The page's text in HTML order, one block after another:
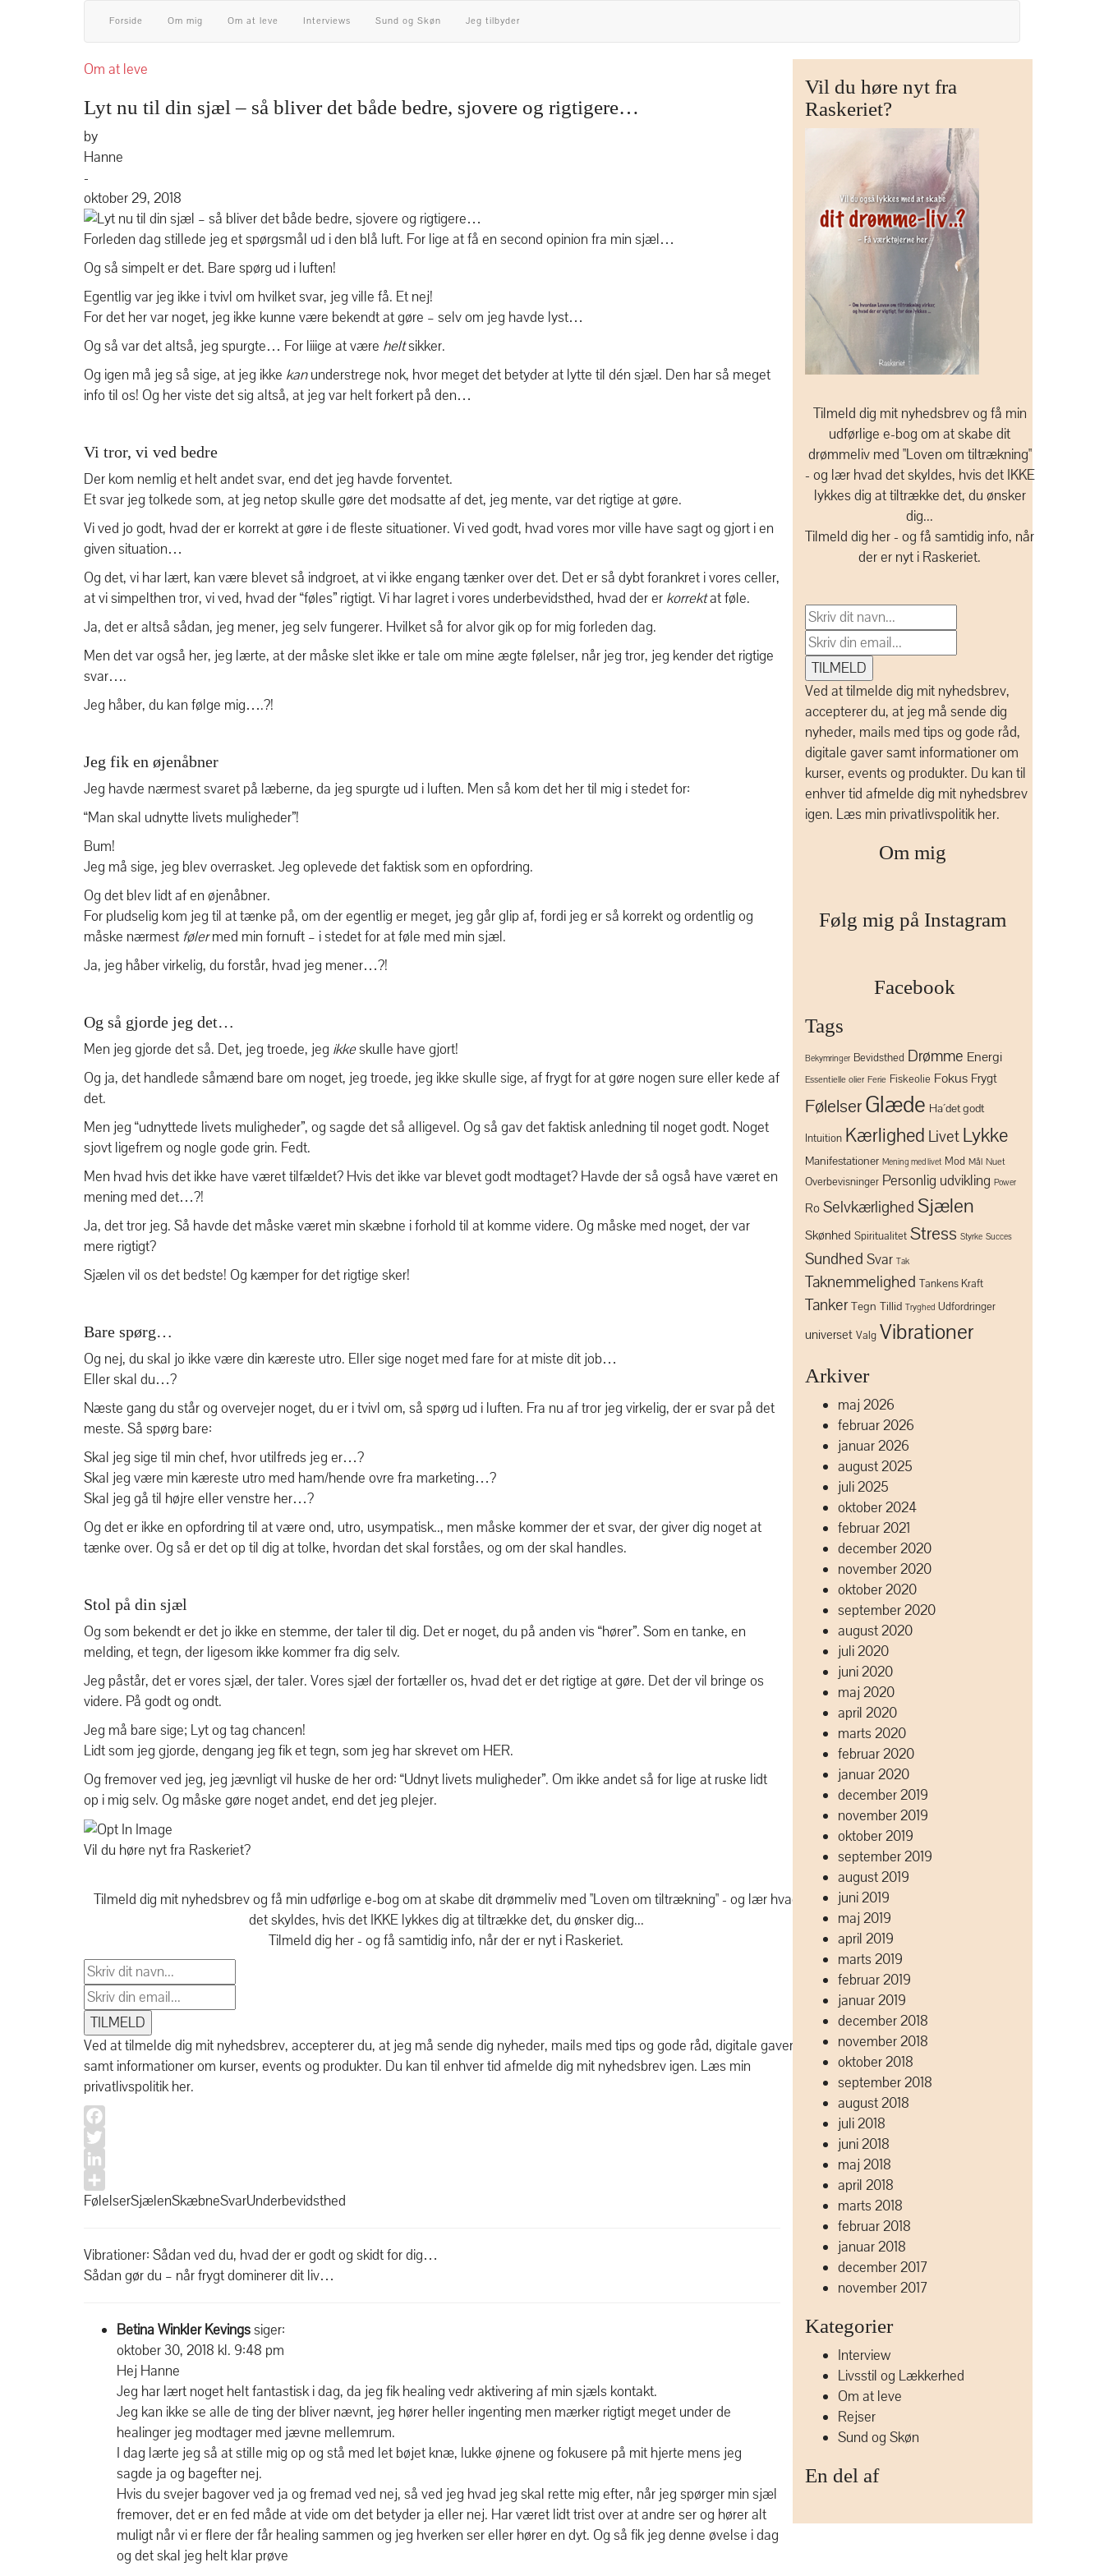
Forside Om mig Om at leve Interviews Sund og Skøn Jeg tilbyder
Om at leve
Lyt nu til din sjæl – så bliver det både bedre, sjovere og rigtigere…
by
Hanne
-
oktober 29, 2018
Forleden dag stillede jeg et spørgsmål ud i den blå luft. For lige at få en second opinion fra min sjæl…
Og så simpelt er det. Bare spørg ud i luften!
Egentlig var jeg ikke i tvivl om hvilket svar, jeg ville få. Et nej!
For det her var noget, jeg ikke kunne være bekendt at gøre – selv om jeg havde lyst…
Og så var det altså, jeg spurgte… For liiige at være heltsikker.
Og igen må jeg så sige, at jeg ikke kanunderstrege nok, hvor meget det betyder at lytte til dén sjæl. Den har så meget
info til os! Og her viste det sig altså, at jeg var helt forkert på den…
Vi tror, vi ved bedre
Der kom nemlig et helt andet svar, end det jeg havde forventet.
Et svar jeg tolkede som, at jeg netop skulle gøre det modsatte af det, jeg mente, var det rigtige at gøre.
Vi ved jo godt, hvad der er korrekt at gøre i de fleste situationer. Vi ved godt, hvad vores mor ville have sagt og gjort i en
given situation…
Og det, vi har lært, kan være blevet så indgroet, at vi ikke engang tænker over det. Det er så dybt forankret i vores celler,
at vi simpelthen tror, vi ved, hvad der “føles” rigtigt. Vi har lagret i vores underbevidsthed, hvad der er korrektat føle.
Ja, det er altså sådan, jeg mener, jeg selv fungerer. Hvilket så for alvor gik op for mig forleden dag.
Men det var også her, jeg lærte, at der måske slet ikke er tale om mine ægte følelser, når jeg tror, jeg kender det rigtige
svar….
Jeg håber, du kan følge mig….?!
Jeg fik en øjenåbner
Jeg havde nærmest svaret på læberne, da jeg spurgte ud i luften. Men så kom det her til mig i stedet for:
“Man skal udnytte livets muligheder”!
Bum!
Jeg må sige, jeg blev overrasket. Jeg oplevede det faktisk som en opfordring.
Og det blev lidt af en øjenåbner.
For pludselig kom jeg til at tænke på, om der egentlig er meget, jeg går glip af, fordi jeg er så korrekt og ordentlig og
måske nærmest følermed min fornuft – i stedet for at føle med min sjæl.
Ja, jeg håber virkelig, du forstår, hvad jeg mener…?!
Og så gjorde jeg det…
Men jeg gjorde det så. Det, jeg troede, jeg ikkeskulle have gjort!
Og ja, det handlede såmænd bare om noget, jeg troede, jeg ikke skulle sige, af frygt for at gøre nogen sure eller kede af
det.
Men jeg “udnyttede livets muligheder”, og sagde det så alligevel. Og så gav det faktisk anledning til noget godt. Noget
sjovt ligefrem og nogle gode grin. Fedt.
Men hvad hvis det ikke have været tilfældet? Hvis det ikke var blevet godt modtaget? Havde der så også have været en
mening med det…?!
Ja, det tror jeg. Så havde det måske været min skæbne i forhold til at komme videre. Og måske med noget, der var
mere rigtigt?
Sjælen vil os det bedste! Og kæmper for det rigtige sker!
Bare spørg…
Og nej, du skal jo ikke være din kæreste utro. Eller sige noget med fare for at miste dit job…
Eller skal du…?
Næste gang du står og overvejer noget, du er i tvivl om, så spørg ud i luften. Fra nu af tror jeg virkelig, der er svar på det
meste. Så spørg bare:
Skal jeg sige til min chef, hvor utilfreds jeg er…?
Skal jeg være min kæreste utro med ham/hende ovre fra marketing…?
Skal jeg gå til højre eller venstre her…?
Og det er ikke en opfordring til at være ond, utro, usympatisk.., men måske kommer der et svar, der giver dig noget at
tænke over. Og så er det op til dig at tolke, hvordan det skal forståes, og om der skal handles.
Stol på din sjæl
Og som bekendt er det jo ikke en stemme, der taler til dig. Det er noget, du på anden vis “hører”. Som en tanke, en
melding, et tegn, der ligesom ikke kommer fra dig selv.
Jeg påstår, det er vores sjæl, der taler. Vores sjæl der fortæller os, hvad det er det rigtige at gøre. Det der vil bringe os
videre. På godt og ondt.
Jeg må bare sige; Lyt og tag chancen!
Lidt som jeg gjorde, dengang jeg fik et tegn, som jeg har skrevet om HER.
Og fremover ved jeg, jeg jævnligt vil huske de her ord: “Udnyt livets muligheder”. Om ikke andet så for lige at ruske lidt
op i mig selv. Og måske gøre noget andet, end det jeg plejer.
Vil du høre nyt fra Raskeriet?
Tilmeld dig mit nyhedsbrev og få min udførlige e-bog om at skabe dit drømmeliv med "Loven om tiltrækning" - og lær hvad
det skyldes, hvis det IKKE lykkes dig at tiltrække det, du ønsker dig...
Tilmeld dig her - og få samtidig info, når der er nyt i Raskeriet.
Ved at tilmelde dig mit nyhedsbrev, accepterer du, at jeg må sende dig nyheder, mails med tips og gode råd, digitale gaver
samt informationer om kurser, events og produkter. Du kan til enhver tid afmelde dig mit nyhedsbrev igen. Læs min
privatlivspolitik her.
Facebook
Twitter
LinkedIn
Share
FølelserSjælenSkæbneSvarUnderbevidsthed
Vibrationer: Sådan ved du, hvad der er godt og skidt for dig…
Sådan gør du – når frygt dominerer dit liv…
Betina Winkler Kevingssiger:
oktober 30, 2018 kl. 9:48 pm
Hej Hanne
Jeg har lært noget helt fantastisk i dag, da jeg fik healing vedr aktivering af min sjæls kontakt.
Jeg kan ikke se alle de ting der bliver nævnt, jeg hører heller ingenting men mærker rigtigt meget under de
healinger jeg modtager med jævne mellemrum.
I dag lærte jeg så at stille mig op og stå med let bøjet knæ, lukke øjnene og fokusere på mit hjerte mens jeg
sagde ja og bagefter nej.
Hvis du svejer bagover ved ja og fremad ved nej, så ved jeg hvad jeg skal rette mig efter, når jeg spørger min sjæl
fremover, det er en fed måde at vide om det betyder ja eller nej. Har været lidt trist over at andre ser og hører alt
muligt når vi er flere der får healing sammen og jeg hverken ser eller hører en dyt. Og så fik jeg denne øvelse i dag
og det skal jeg helt klar prøve
Vil du høre nyt fra
Raskeriet?
Tilmeld dig mit nyhedsbrev og få min
udførlige e-bog om at skabe dit
drømmeliv med "Loven om tiltrækning"
- og lær hvad det skyldes, hvis det IKKE
lykkes dig at tiltrække det, du ønsker
dig...
Tilmeld dig her - og få samtidig info, når
der er nyt i Raskeriet.
Ved at tilmelde dig mit nyhedsbrev,
accepterer du, at jeg må sende dig
nyheder, mails med tips og gode råd,
digitale gaver samt informationer om
kurser, events og produkter. Du kan til
enhver tid afmelde dig mit nyhedsbrev
igen. Læs min privatlivspolitik her.
Om mig
Følg mig på Instagram
Facebook
Tags
Bekymringer Bevidsthed Drømme Energi
Essentielle olier Ferie Fiskeolie Fokus Frygt
FølelserGlæde Ha´det godt
Intuition Kærlighed Livet Lykke
Manifestationer Mening med livet Mod Mål Nuet
Overbevisninger Personlig udvikling Power
Ro SelvkærlighedSjælen
Skønhed Spiritualitet Stress Styrke Succes
Sundhed Svar Tak
Taknemmelighed Tankens Kraft
Tanker Tegn Tillid Tryghed Udfordringer
universet Valg Vibrationer
Arkiver
maj 2026
februar 2026
januar 2026
august 2025
juli 2025
oktober 2024
februar 2021
december 2020
november 2020
oktober 2020
september 2020
august 2020
juli 2020
juni 2020
maj 2020
april 2020
marts 2020
februar 2020
januar 2020
december 2019
november 2019
oktober 2019
september 2019
august 2019
juni 2019
maj 2019
april 2019
marts 2019
februar 2019
januar 2019
december 2018
november 2018
oktober 2018
september 2018
august 2018
juli 2018
juni 2018
maj 2018
april 2018
marts 2018
februar 2018
januar 2018
december 2017
november 2017
Kategorier
Interview
Livsstil og Lækkerhed
Om at leve
Rejser
Sund og Skøn
En del af